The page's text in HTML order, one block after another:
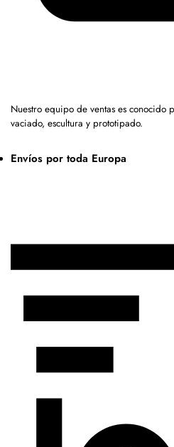
Nuestro equipo de ventas es conocido
vaciado, escultura y prototipado.
Envíos por toda Europa